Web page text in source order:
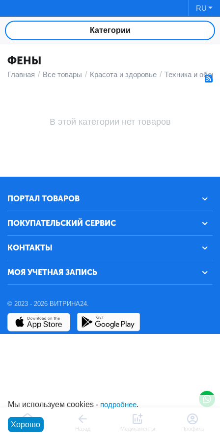
RU
Категории
ФЕНЫ
Главная / Все товары / Красота и здоровье / Техника и
В этой категории нет товаров
ПОРТАЛ ТОВАРОВ
ПОКУПАТЕЛЬСКИЙ СЕРВИС
КОНТАКТЫ
МОЯ УЧЕТНАЯ ЗАПИСЬ
© 2023 - 2026 ВИТРИНА24.
Главная Назад Медикаменты Профиль
Мы используем cookies - подробнее.
Хорошо